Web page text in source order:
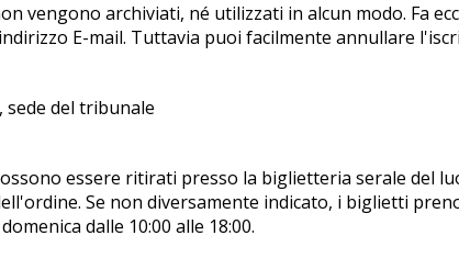
vengono archiviati, né utilizzati in alcun modo. Fa
E-mail. Tuttavia puoi facilmente annullare
sede del tribunale
essere ritirati presso la biglietteria serale del
Se non diversamente indicato, i biglietti
dalle 10:00 alle 18:00.